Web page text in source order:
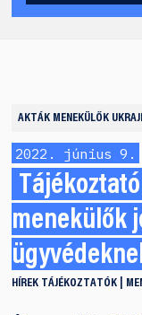
AKTÁK MENEKÜLŐK
2022. június 9.
menekülők
HÍREK TÁJÉKOZTATÓK